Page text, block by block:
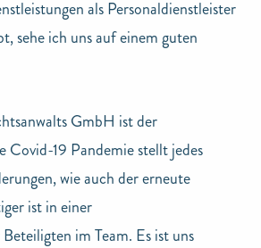
als Personaldienstleister
sehe ich uns auf einem guten
GmbH ist der
Covid-19 Pandemie stellt jedes
wie auch der erneute
ist in einer
im Team. Es ist uns